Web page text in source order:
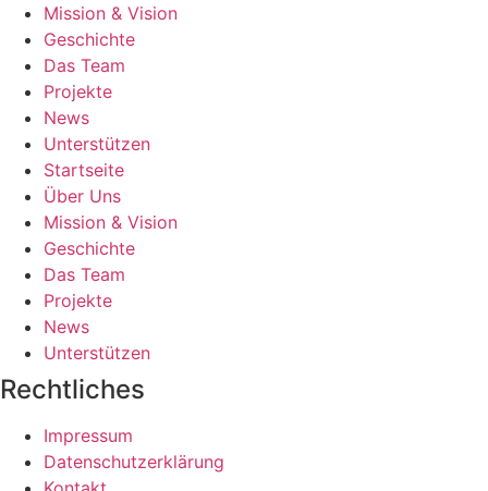
Mission & Vision
Geschichte
Das Team
Projekte
News
Unterstützen
Startseite
Über Uns
Mission & Vision
Geschichte
Das Team
Projekte
News
Unterstützen
Rechtliches
Impressum
Datenschutzerklärung